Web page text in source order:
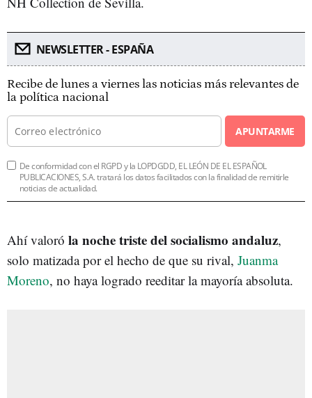
NEWSLETTER - ESPAÑA
Recibe de lunes a viernes las noticias más relevantes de
la política nacional
APUNTARME
De conformidad con el RGPD y la LOPDGDD, EL LEÓN DE EL ESPAÑOL
PUBLICACIONES, S.A. tratará los datos facilitados con la finalidad de remitirle
noticias de actualidad.
Ahí valoró la noche triste del socialismo andaluz,
solo matizada por el hecho de que su rival, Juanma
Moreno, no haya logrado reeditar la mayoría absoluta.